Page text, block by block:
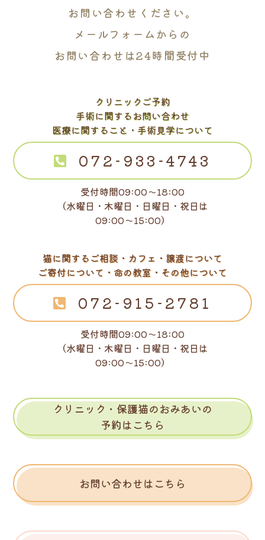
お問い合わせください。
メールフォームからの
お問い合わせは24時間受付中
クリニックご予約
手術に関するお問い合わせ
医療に関すること・手術見学について
072-933-4743
受付時間09:00～18:00
（水曜日・木曜日・日曜日・祝日は
09:00～15:00）
猫に関するご相談・カフェ・譲渡について
ご寄付について・命の教室・その他について
072-915-2781
受付時間09:00～18:00
（水曜日・木曜日・日曜日・祝日は
09:00～15:00）
クリニック・保護猫のおみあいの
予約はこちら
お問い合わせはこちら